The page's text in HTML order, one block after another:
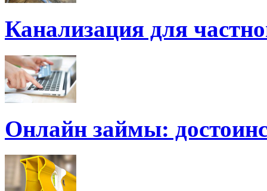
Канализация для
Онлайн займы: